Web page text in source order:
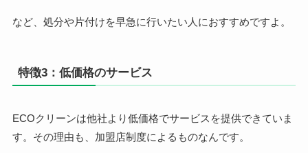
など、処分や片付けを早急に行いたい人におすすめですよ。
特徴3：低価格のサービス
ECOクリーンは他社より低価格でサービスを提供できていま
す。その理由も、加盟店制度によるものなんです。